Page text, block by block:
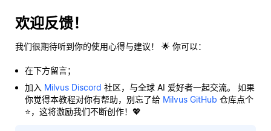
欢迎反馈！
我们很期待听到你的使用心得与建议！ 🌟 你可以：
在下方留言；
加入 Milvus Discord 社区，与全球 AI 爱好者一起交流。 如果
你觉得本教程对你有帮助，别忘了给 Milvus GitHub 仓库点个
⭐，这将激励我们不断创作！💖